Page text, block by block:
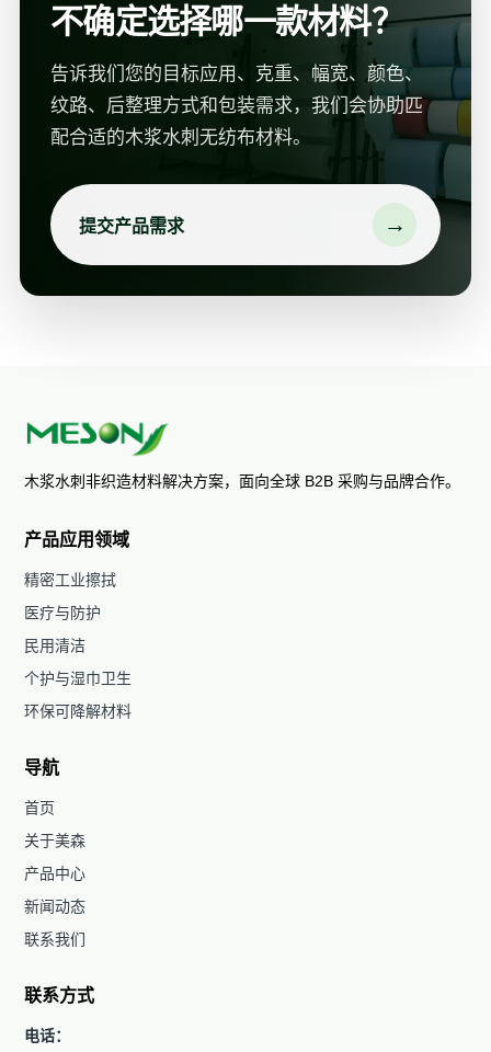
不确定选择哪一款材料？
告诉我们您的目标应用、克重、幅宽、颜色、
纹路、后整理方式和包装需求，我们会协助匹
配合适的木浆水刺无纺布材料。
提交产品需求 →
木浆水刺非织造材料解决方案，面向全球 B2B 采购与品牌合作。
产品应用领域
精密工业擦拭
医疗与防护
民用清洁
个护与湿巾卫生
环保可降解材料
导航
首页
关于美森
产品中心
新闻动态
联系我们
联系方式
电话：